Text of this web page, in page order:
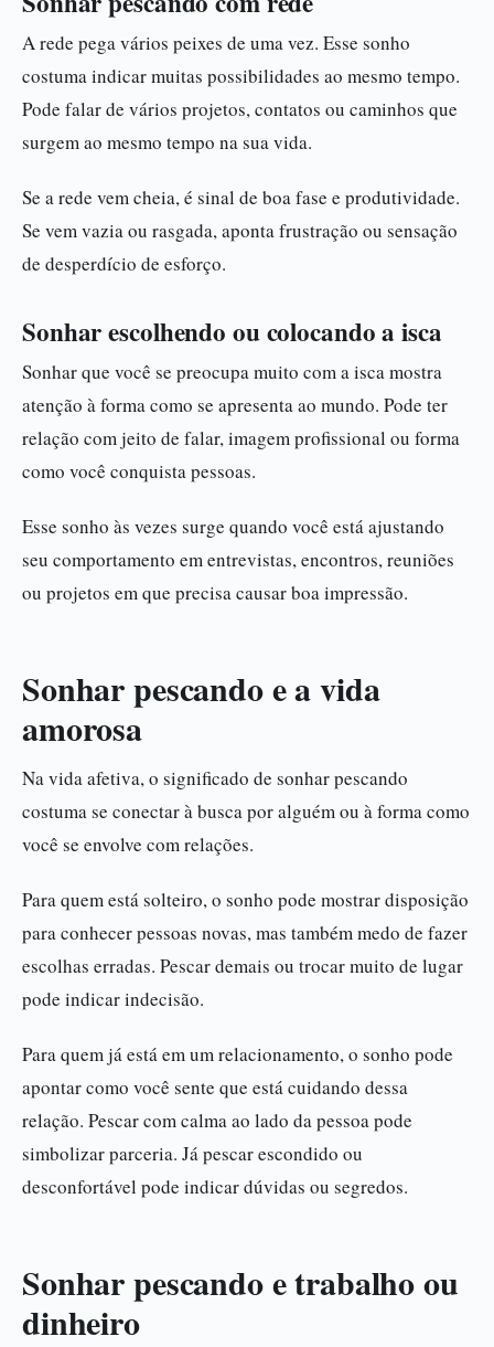
A rede pega vários peixes de uma vez. Esse sonho
costuma indicar muitas possibilidades ao mesmo tempo.
Pode falar de vários projetos, contatos ou caminhos que
surgem ao mesmo tempo na sua vida.
Se a rede vem cheia, é sinal de boa fase e produtividade.
Se vem vazia ou rasgada, aponta frustração ou sensação
de desperdício de esforço.
Sonhar escolhendo ou colocando a isca
Sonhar que você se preocupa muito com a isca mostra
atenção à forma como se apresenta ao mundo. Pode ter
relação com jeito de falar, imagem profissional ou forma
como você conquista pessoas.
Esse sonho às vezes surge quando você está ajustando
seu comportamento em entrevistas, encontros, reuniões
ou projetos em que precisa causar boa impressão.
Sonhar pescando e a vida
amorosa
Na vida afetiva, o significado de sonhar pescando
costuma se conectar à busca por alguém ou à forma como
você se envolve com relações.
Para quem está solteiro, o sonho pode mostrar disposição
para conhecer pessoas novas, mas também medo de fazer
escolhas erradas. Pescar demais ou trocar muito de lugar
pode indicar indecisão.
Para quem já está em um relacionamento, o sonho pode
apontar como você sente que está cuidando dessa
relação. Pescar com calma ao lado da pessoa pode
simbolizar parceria. Já pescar escondido ou
desconfortável pode indicar dúvidas ou segredos.
Sonhar pescando e trabalho ou
dinheiro